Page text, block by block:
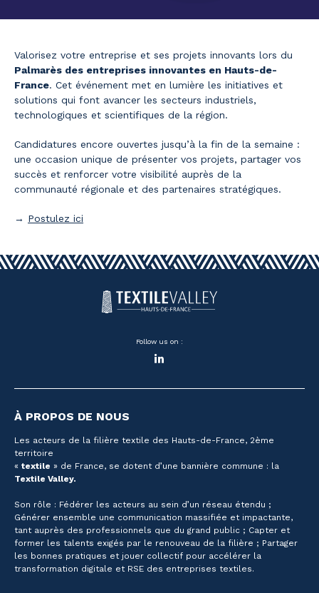
Valorisez votre entreprise et ses projets innovants lors du
Palmarès des entreprises innovantes en Hauts-de-
France. Cet événement met en lumière les initiatives et
solutions qui font avancer les secteurs industriels,
technologiques et scientifiques de la région.
Candidatures encore ouvertes jusqu’à la fin de la semaine :
une occasion unique de présenter vos projets, partager vos
succès et renforcer votre visibilité auprès de la
communauté régionale et des partenaires stratégiques.
→ Postulez ici
Follow us on :
À PROPOS DE NOUS
Les acteurs de la filière textile des Hauts-de-France, 2ème
territoire
« textile » de France, se dotent d’une bannière commune : la
Textile Valley.
Son rôle : Fédérer les acteurs au sein d’un réseau étendu ;
Générer ensemble une communication massifiée et impactante,
tant auprès des professionnels que du grand public ; Capter et
former les talents exigés par le renouveau de la filière ; Partager
les bonnes pratiques et jouer collectif pour accélérer la
transformation digitale et RSE des entreprises textiles.